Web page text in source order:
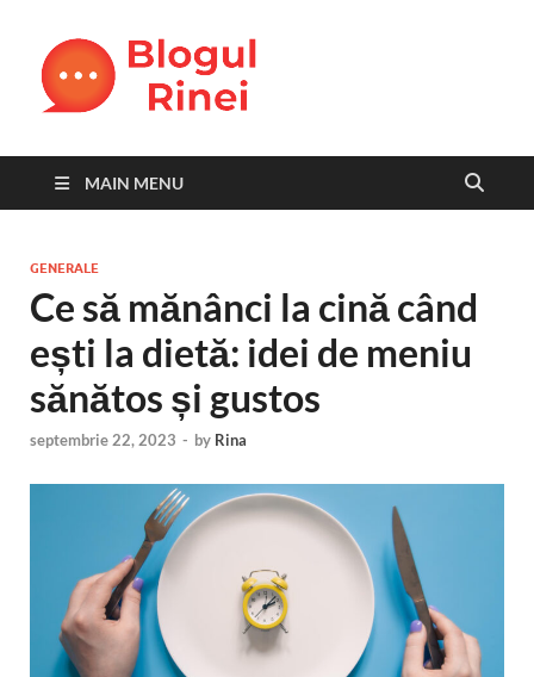
MAIN MENU
GENERALE
Ce să mănânci la cină când
ești la dietă: idei de meniu
sănătos și gustos
septembrie 22, 2023 - by Rina